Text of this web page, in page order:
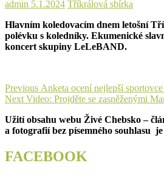
admin 5.1.2024 Tříkrálová sbírka
Hlavním koledovacím dnem letošní
polévku s koledníky. Ekumenické
koncert skupiny LeLeBAND.
Navigace
pro
příspěvek
Previous Previous
post:
Anketa ocení nejlepší
Next Next
Video: Projděte se zasněženými
Užití obsahu webu Živé Chebsko –
a fotografií bez písemného souhlasu
FACEBOOK